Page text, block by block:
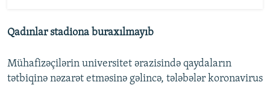
Qadınlar stadiona buraxılmayıb
Mühafizəçilərin universitet ərazisində qaydaların
tətbiqinə nəzarət etməsinə gəlincə, tələbələr koronavirus